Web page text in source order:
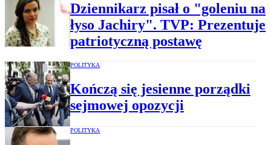
Dziennikarz pisał o "goleniu na
łyso Jachiry". TVP: Prezentuje
patriotyczną postawę
POLITYKA
Kończą się jesienne porządki
sejmowej opozycji
POLITYKA